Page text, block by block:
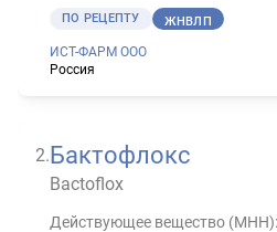
ПО РЕЦЕПТУ ЖНВЛП
ИСТ-ФАРМ ООО
Россия
2.Бактофлокс
Bactoflox
Действующее вещество (МНН):